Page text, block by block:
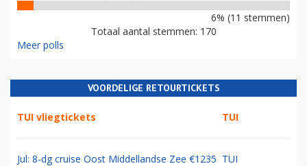
6% (11 stemmen)
Totaal aantal stemmen: 170
Meer polls
VOORDELIGE RETOURTICKETS
TUI vliegtickets TUI
Jul: 8-dg cruise Oost Middellandse Zee €1235 TUI